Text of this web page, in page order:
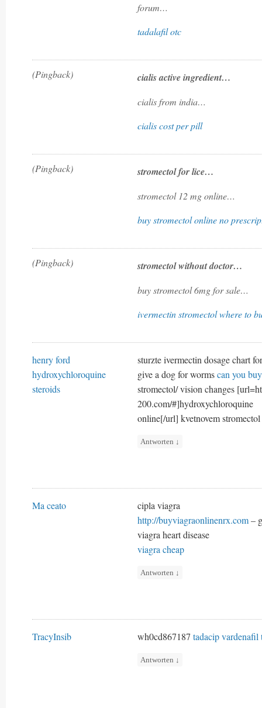
forum…
tadalafil otc
(Pingback) cialis active ingredient…
cialis from india…
cialis cost per pill
(Pingback) stromectol for lice…
stromectol 12 mg online…
buy stromectol online no
(Pingback) stromectol without doctor…
buy stromectol 6mg for sale…
ivermectin stromectol where to
henry ford
hydroxychloroquine
steroids
sturzte ivermectin dosage chart
give a dog for wormscan you
stromectol/ vision changes
200.com/#]hydroxychloroquine
online[/url] kvetnovem stromectol
Antworten ↓
Ma ceato
cipla viagra
http://buyviagraonlinenrx.com–
viagra heart disease
viagra cheap
Antworten ↓
TracyInsib wh0cd867187 tadacipvardenafil
Antworten ↓